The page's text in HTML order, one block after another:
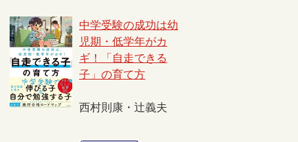
中学受験の成功は幼
児期・低学年がカ
ギ！「自走できる
子」の育て方
西村則康・辻義夫